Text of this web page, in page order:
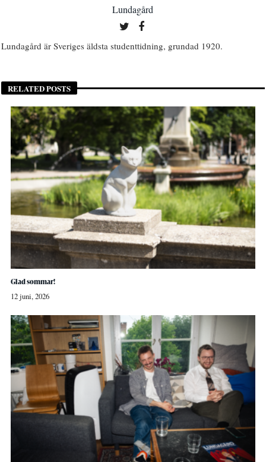
Lundagård
Lundagård är Sveriges äldsta studenttidning, grundad 1920.
RELATED POSTS
Glad sommar!
12 juni, 2026